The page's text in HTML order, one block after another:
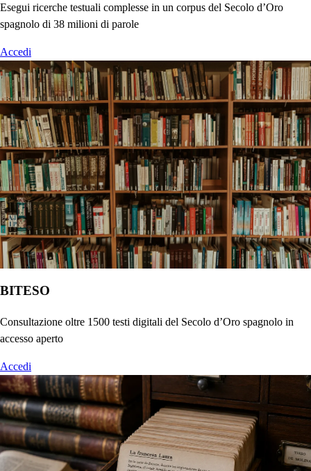
Esegui ricerche testuali complesse in un corpus del Secolo d’Oro
spagnolo di 38 milioni di parole
Accedi
BITESO
Consultazione oltre 1500 testi digitali del Secolo d’Oro spagnolo in
accesso aperto
Accedi